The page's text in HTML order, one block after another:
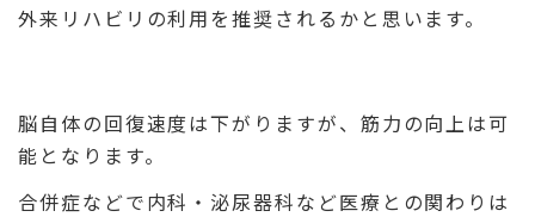
外来リハビリの利用を推奨されるかと思います。
脳自体の回復速度は下がりますが、筋力の向上は可
能となります。
合併症などで内科・泌尿器科など医療との関わりは